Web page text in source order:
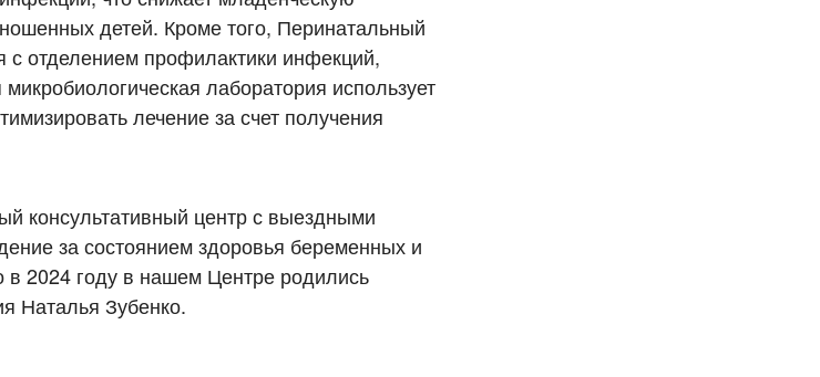
детей. Кроме того, Перинатальный
отделением профилактики инфекций,
лаборатория использует
лечение за счет получения
консультативный центр с выездными
за состоянием здоровья беременных и
в 2024 году в нашем Центре родились
Наталья Зубенко.